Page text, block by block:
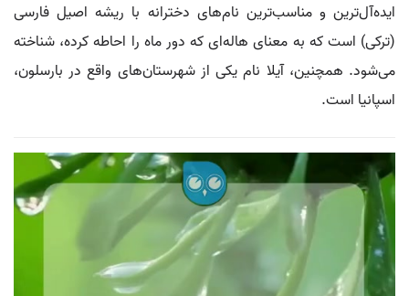
ایده‌آل‌ترین و مناسب‌ترین نام‌های دخترانه با ریشه اصیل فارسی
(ترکی) است که به معنای هاله‌ای که دور ماه را احاطه کرده، شناخته
می‌شود. همچنین، آیلا نام یکی از شهرستان‌های واقع در بارسلون،
اسپانیا است.